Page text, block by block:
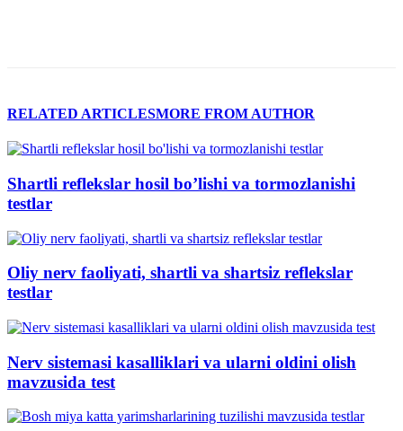
RELATED ARTICLESMORE FROM AUTHOR
Shartli reflekslar hosil bo’lishi va tormozlanishi
testlar
Oliy nerv faoliyati, shartli va shartsiz reflekslar
testlar
Nerv sistemasi kasalliklari va ularni oldini olish
mavzusida test